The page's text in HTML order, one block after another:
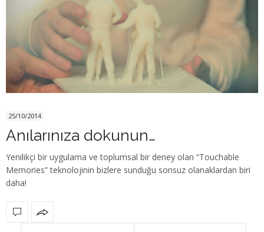
25/10/2014
Anılarınıza dokunun…
Yenilikçi bir uygulama ve toplumsal bir deney olan “Touchable
Memories” teknolojinin bizlere sunduğu sonsuz olanaklardan biri
daha!